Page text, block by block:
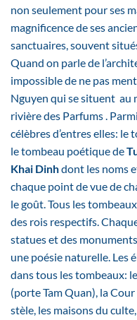
non seulement pour ses
magnificence de ses
sanctuaires, souvent
Quand on parle de
impossible de ne pas
Nguyen qui se situent au
rivière des Parfums .
célèbres d’entres elles: le
le tombeau poétique de
Khai Dinhdont les noms
chaque point de vue de
le goût. Tous les
des rois respectifs.
statues et des
une poésie naturelle. Les
dans tous les tombeaux:
(porte Tam Quan), la
stèle, les maisons du